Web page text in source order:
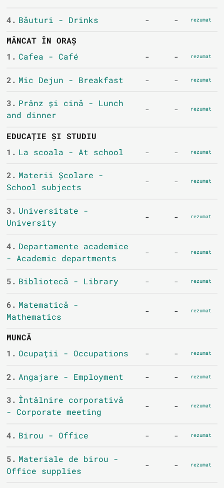
4. Băuturi - Drinks - - rezumat
MÂNCAT ÎN ORAȘ
1. Cafea - Café - - rezumat
2. Mic Dejun - Breakfast - - rezumat
3. Prânz și cină - Lunch
and dinner
- - rezumat
EDUCAȚIE ȘI STUDIU
1. La scoala - At school - - rezumat
2. Materii Școlare -
School subjects
- - rezumat
3. Universitate -
University
- - rezumat
4. Departamente academice
- Academic departments
- - rezumat
5. Bibliotecă - Library - - rezumat
6. Matematică -
Mathematics
- - rezumat
MUNCĂ
1. Ocupații - Occupations - - rezumat
2. Angajare - Employment - - rezumat
3. Întâlnire corporativă
- Corporate meeting
- - rezumat
4. Birou - Office - - rezumat
5. Materiale de birou -
Office supplies
- - rezumat